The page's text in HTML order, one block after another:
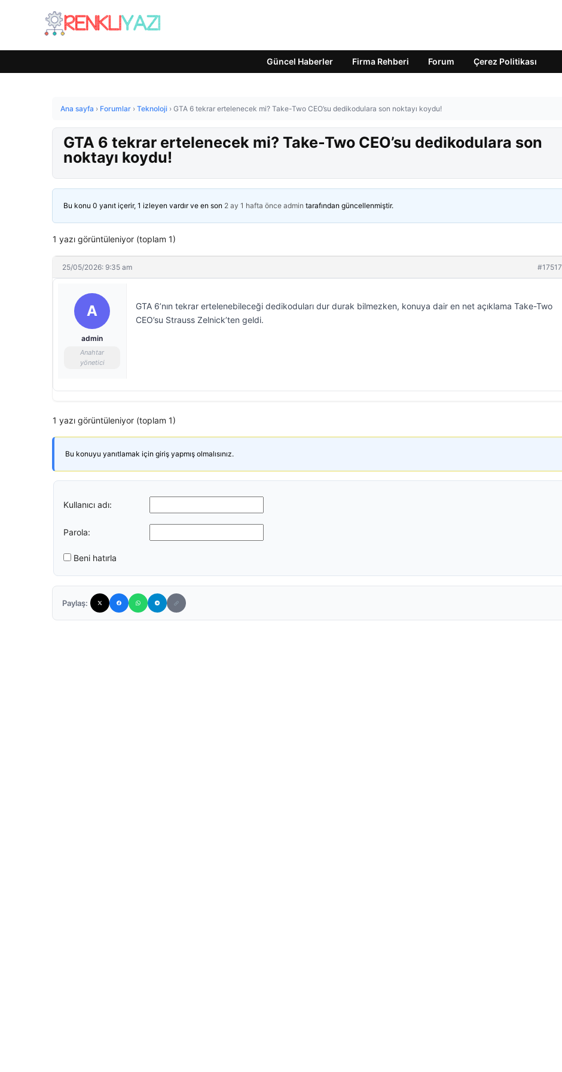
Güncel Haberler Firma Rehberi Forum Çerez Politikası
Ana sayfa › Forumlar › Teknoloji › GTA 6 tekrar ertelenecek mi? Take-Two CEO’su dedikodulara son noktayı koydu!
GTA 6 tekrar ertelenecek mi? Take-Two CEO’su dedikodulara son
noktayı koydu!
Bu konu 0 yanıt içerir, 1 izleyen vardır ve en son 2 ay 1 hafta önce admin tarafından güncellenmiştir.
1 yazı görüntüleniyor (toplam 1)
25/05/2026: 9:35 am #17517
A
admin
Anahtar
yönetici
GTA 6’nın tekrar ertelenebileceği dedikoduları dur durak bilmezken, konuya dair en net açıklama Take-Two
CEO’su Strauss Zelnick’ten geldi.
1 yazı görüntüleniyor (toplam 1)
Bu konuyu yanıtlamak için giriş yapmış olmalısınız.
Kullanıcı adı:
Parola:
Beni hatırla
Paylaş: